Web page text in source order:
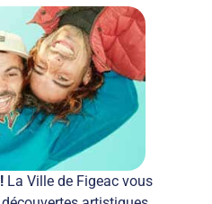
La Ville de Figeac vous